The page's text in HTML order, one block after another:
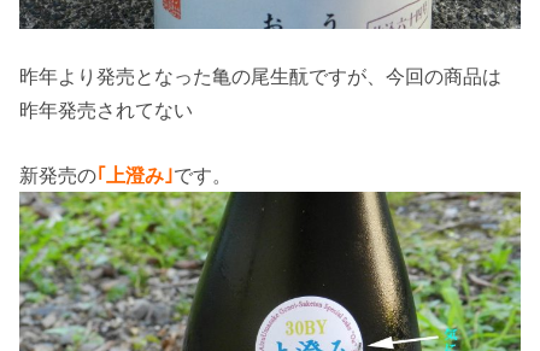
昨年より発売となった亀の尾生酛ですが、今回の商品は
昨年発売されてない
新発売の｢上澄み｣です。